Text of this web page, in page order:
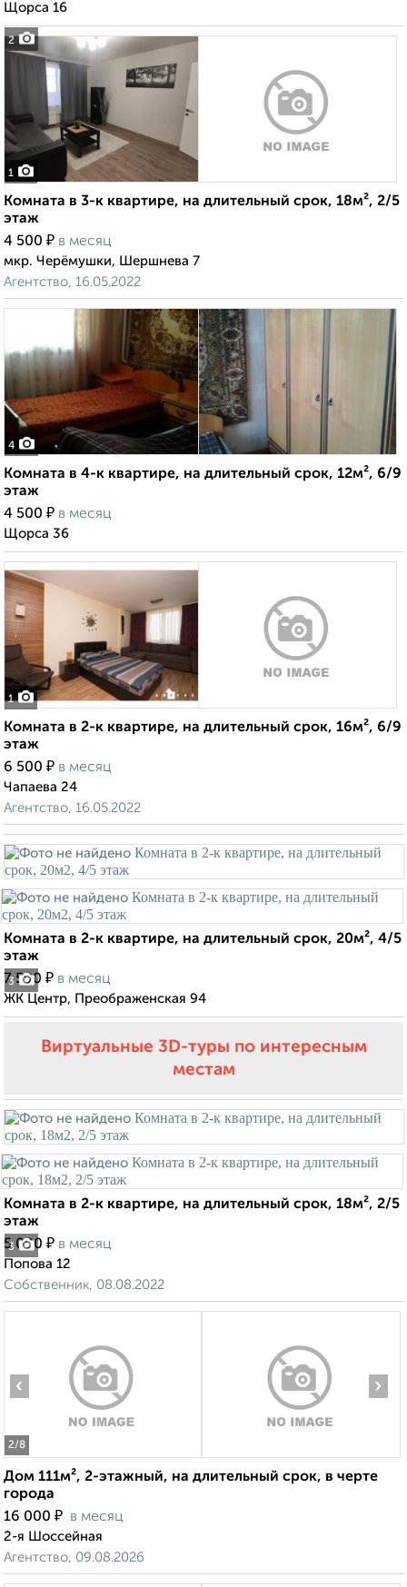
2
Щорса 16
1
Комната в 3-к квартире, на длительный срок, 18м², 2/5
этаж
4 500 ₽ в месяц
мкр. Черёмушки, Шершнева 7
Агентство, 16.05.2022
4
Комната в 4-к квартире, на длительный срок, 12м², 6/9
этаж
4 500 ₽ в месяц
Щорса 36
1
Комната в 2-к квартире, на длительный срок, 16м², 6/9
этаж
6 500 ₽ в месяц
Чапаева 24
Агентство, 16.05.2022
3
Комната в 2-к квартире, на длительный срок, 20м², 4/5
этаж
7 500 ₽ в месяц
ЖК Центр, Преображенская 94
Виртуальные 3D-туры по интересным
местам
3
Комната в 2-к квартире, на длительный срок, 18м², 2/5
этаж
5 000 ₽ в месяц
Попова 12
Собственник, 08.08.2022
2/8
‹ ›
Дом 111м², 2-этажный, на длительный срок, в черте
города
16 000 ₽ в месяц
2-я Шоссейная
Агентство, 09.08.2026